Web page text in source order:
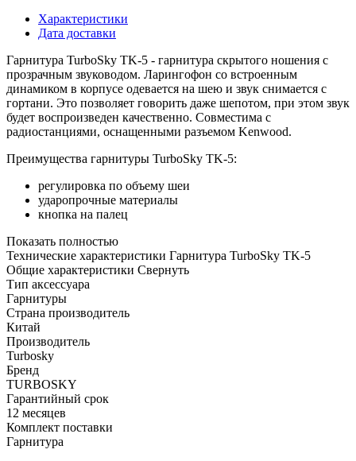
Характеристики
Дата доставки
Гарнитура TurboSky TK-5 - гарнитура скрытого ношения с
прозрачным звуководом. Ларингофон со встроенным
динамиком в корпусе одевается на шею и звук снимается с
гортани. Это позволяет говорить даже шепотом, при этом звук
будет воспроизведен качественно. Совместима с
радиостанциями, оснащенными разъемом Kenwood.
Преимущества гарнитуры TurboSky TK-5:
регулировка по объему шеи
ударопрочные материалы
кнопка на палец
Показать полностью
Технические характеристики Гарнитура TurboSky TK-5
Общие характеристики Свернуть
Тип аксессуара
Гарнитуры
Страна производитель
Китай
Производитель
Turbosky
Бренд
TURBOSKY
Гарантийный срок
12 месяцев
Комплект поставки
Гарнитура